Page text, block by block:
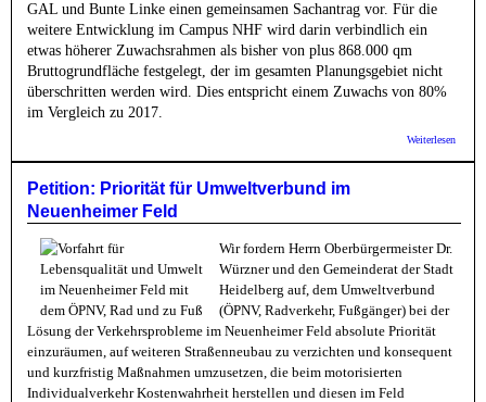
GAL und Bunte Linke einen gemeinsamen Sachantrag vor. Für die
weitere Entwicklung im Campus NHF wird darin verbindlich ein
etwas höherer Zuwachsrahmen als bisher von plus 868.000 qm
Bruttogrundfläche festgelegt, der im gesamten Planungsgebiet nicht
überschritten werden wird. Dies entspricht einem Zuwachs von 80%
im Vergleich zu 2017.
Weiterlesen
Petition: Priorität für Umweltverbund im
Neuenheimer Feld
Wir fordern Herrn Oberbürgermeister Dr.
Würzner und den Gemeinderat der Stadt
Heidelberg auf, dem Umweltverbund
(ÖPNV, Radverkehr, Fußgänger) bei der
Lösung der Verkehrsprobleme im Neuenheimer Feld absolute Priorität
einzuräumen, auf weiteren Straßenneubau zu verzichten und konsequent
und kurzfristig Maßnahmen umzusetzen, die beim motorisierten
Individualverkehr Kostenwahrheit herstellen und diesen im Feld